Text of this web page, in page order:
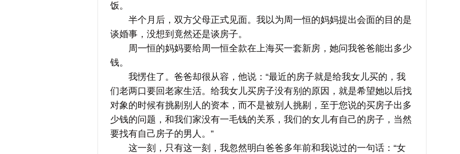
饭。
半个月后，双方父母正式见面。我以为周一恒的妈妈提出会面的目的是
谈婚事，没想到竟然还是谈房子。
周一恒的妈妈要给周一恒全款在上海买一套新房，她问我爸爸能出多少
钱。
我愣住了。爸爸却很从容，他说：“最近的房子就是给我女儿买的，我
们老两口要回老家生活。给我女儿买房子没有别的原因，就是希望她以后找
对象的时候有挑剔别人的资本，而不是被别人挑剔，至于您说的买房子出多
少钱的问题，和我们家没有一毛钱的关系，我们的女儿有自己的房子，当然
要找有自己房子的男人。”
这一刻，只有这一刻，我忽然明白爸爸多年前和我说过的一句话：“女